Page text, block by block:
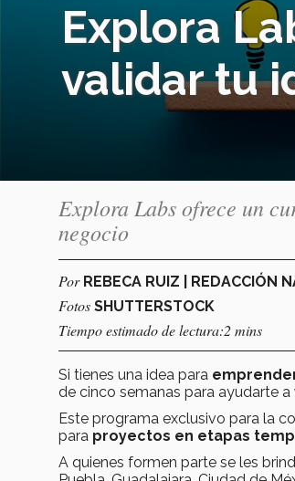
Explora
validar tu
Explora Labs ofrece un
negocio
Por REBECA RUIZ | REDACCIÓN
Fotos SHUTTERSTOCK
Tiempo estimado de lectura:2 mins
Si tienes una idea para
de cinco semanas para ayudarte a
Este programa exclusivo para la
para proyectos en etapas
A quienes formen parte se les